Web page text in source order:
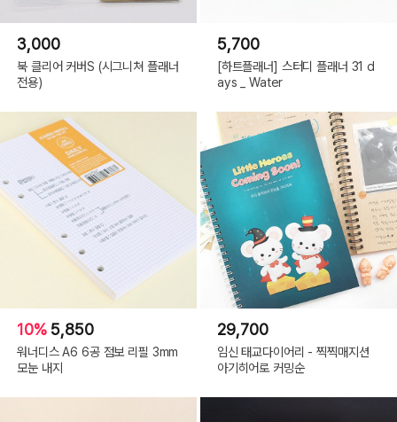
3,000
북 클리어 커버S (시그니쳐 플래너
전용)
5,700
[하트플래너] 스터디 플래너 31 d
ays _ Water
10% 5,850
워너디스 A6 6공 점보 리필 3mm
모눈 내지
29,700
임신 태교다이어리 - 찍찍매지션
아기히어로 커밍순